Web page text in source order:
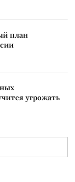
план
угрожать